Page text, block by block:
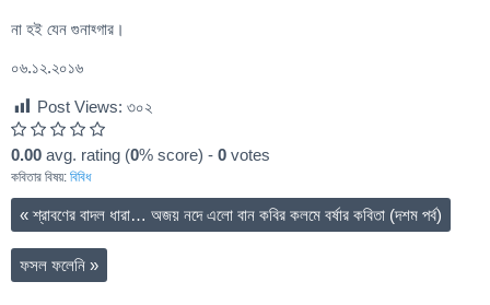
না হই যেন গুনাহ্গার।
০৬.১২.২০১৬
Post Views: ৩০২
0.00 avg. rating (0% score) - 0 votes
কবিতার বিষয়: বিবিধ
«শ্রাবণের বাদল ধারা… অজয় নদে এলো বান কবির কলমে বর্ষার কবিতা (দশম পর্ব)
ফসল ফলেনি »